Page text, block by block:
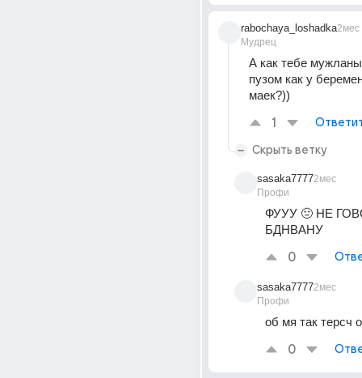
rabochaya_loshadka
Мудрец
2мес
А как тебе
пузом как у
маек?))
1
Скрыть ветку
sasaka7777
Профи
2мес
ФУУУ 🤢 НЕ
БДНВАНУ
0
sasaka7777
Профи
2мес
об мя так терсч
0